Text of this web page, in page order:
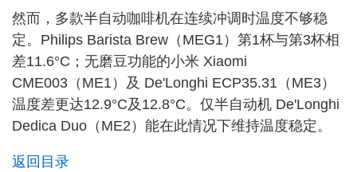
然而，多款半自动咖啡机在连续冲调时温度不够稳
定。Philips Barista Brew（MEG1）第1杯与第3杯相
差11.6°C；无磨豆功能的小米 Xiaomi
CME003（ME1）及 De'Longhi ECP35.31（ME3）
温度差更达12.9°C及12.8°C。仅半自动机 De'Longhi
Dedica Duo（ME2）能在此情况下维持温度稳定。
返回目录